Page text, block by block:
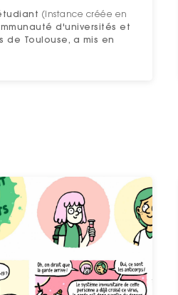
(instance créée en
d'universités et
de Toulouse, a mis en